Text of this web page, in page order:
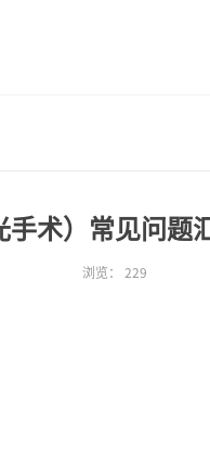
术）常见问题
浏览：229